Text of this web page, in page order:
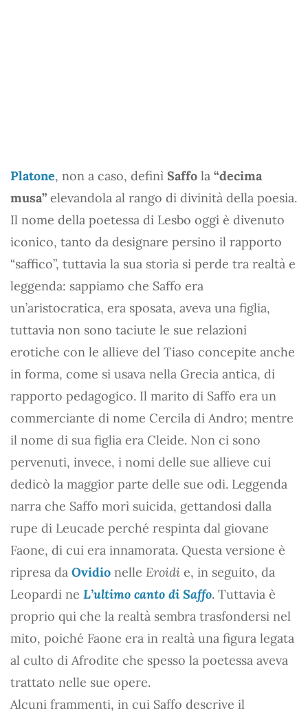
Platone, non a caso, definì Saffo la “decima
musa” elevandola al rango di divinità della poesia.
Il nome della poetessa di Lesbo oggi è divenuto
iconico, tanto da designare persino il rapporto
“saffico”, tuttavia la sua storia si perde tra realtà e
leggenda: sappiamo che Saffo era
un’aristocratica, era sposata, aveva una figlia,
tuttavia non sono taciute le sue relazioni
erotiche con le allieve del Tiaso concepite anche
in forma, come si usava nella Grecia antica, di
rapporto pedagogico. Il marito di Saffo era un
commerciante di nome Cercila di Andro; mentre
il nome di sua figlia era Cleide. Non ci sono
pervenuti, invece, i nomi delle sue allieve cui
dedicò la maggior parte delle sue odi. Leggenda
narra che Saffo morì suicida, gettandosi dalla
rupe di Leucade perché respinta dal giovane
Faone, di cui era innamorata. Questa versione è
ripresa da Ovidio nelle Eroidi e, in seguito, da
Leopardi ne L’ultimo canto di Saffo. Tuttavia è
proprio qui che la realtà sembra trasfondersi nel
mito, poiché Faone era in realtà una figura legata
al culto di Afrodite che spesso la poetessa aveva
trattato nelle sue opere.
Alcuni frammenti, in cui Saffo descrive il